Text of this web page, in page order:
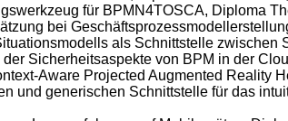
für BPMN4TOSCA, Diploma
bei
als Schnittstelle
Sicherheitsaspekte von BPM in der
Aware Projected Augmented Reality
und generischen Schnittstelle für das